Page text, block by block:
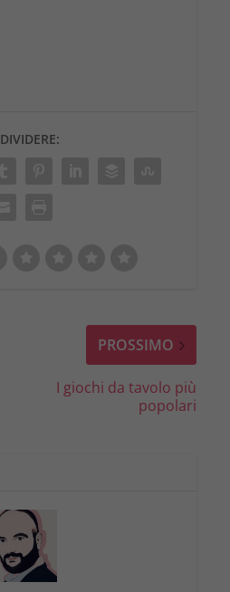
PROSSIMO
I giochi da tavolo più
popolari